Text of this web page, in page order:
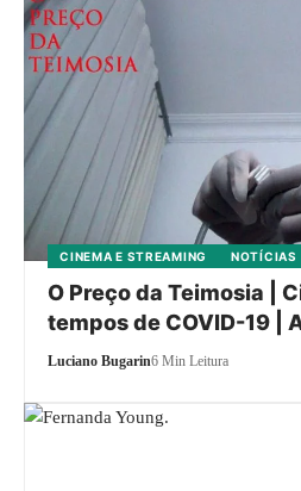
CINEMA E STREAMING NOTÍCIAS
O Preço da Teimosia |
tempos de COVID-19 |
Luciano Bugarin6 Min Leitura